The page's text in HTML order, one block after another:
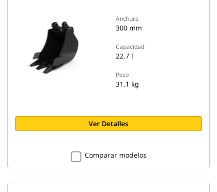
Anchura
300 mm
Capacidad
22.7 l
Peso
31.1 kg
Ver Detalles
Comparar modelos